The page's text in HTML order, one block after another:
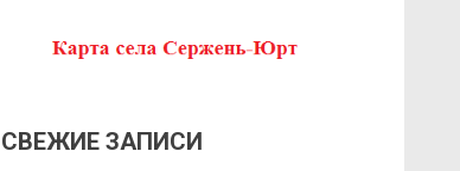
СВЕЖИЕ ЗАПИСИ